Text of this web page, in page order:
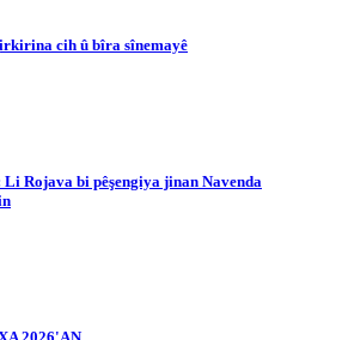
cih û bîra sînemayê
Rojava bi pêşengiya jinan Navenda